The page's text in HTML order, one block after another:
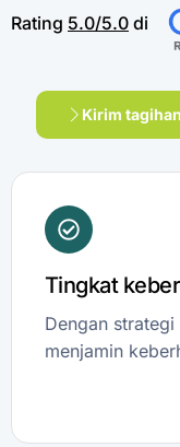
Rating 5.0/5.0 di
Kirim
Tingkat
Dengan
menjamin